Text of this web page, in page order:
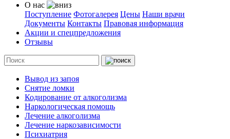
О нас
Поступление Фотогалерея Цены Наши врачи
Документы Контакты Правовая информация
Акции и спецпредложения
Отзывы
Вывод из запоя
Снятие ломки
Кодирование от алкоголизма
Наркологическая помощь
Лечение алкоголизма
Лечение наркозависимости
Психиатрия